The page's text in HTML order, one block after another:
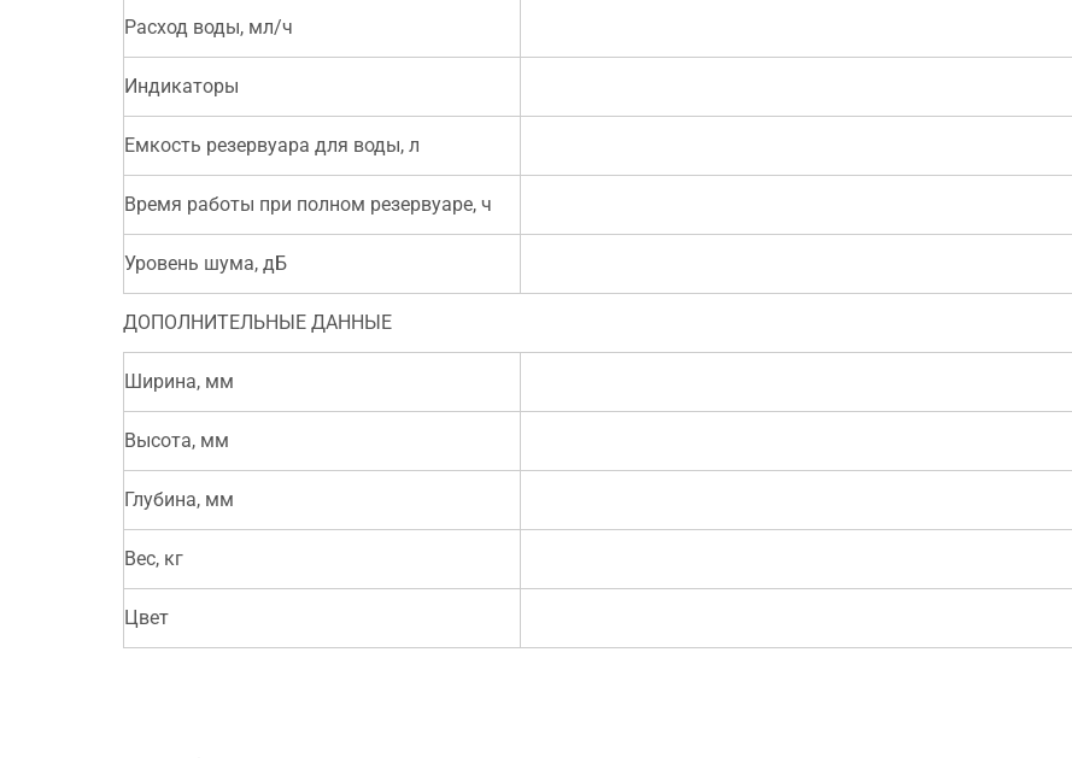
Расход воды, мл/ч
Индикаторы
Емкость резервуара для воды, л
Время работы при полном резервуаре, ч
Уровень шума, дБ
ДОПОЛНИТЕЛЬНЫЕ ДАННЫЕ
Ширина, мм
Высота, мм
Глубина, мм
Вес, кг
Цвет